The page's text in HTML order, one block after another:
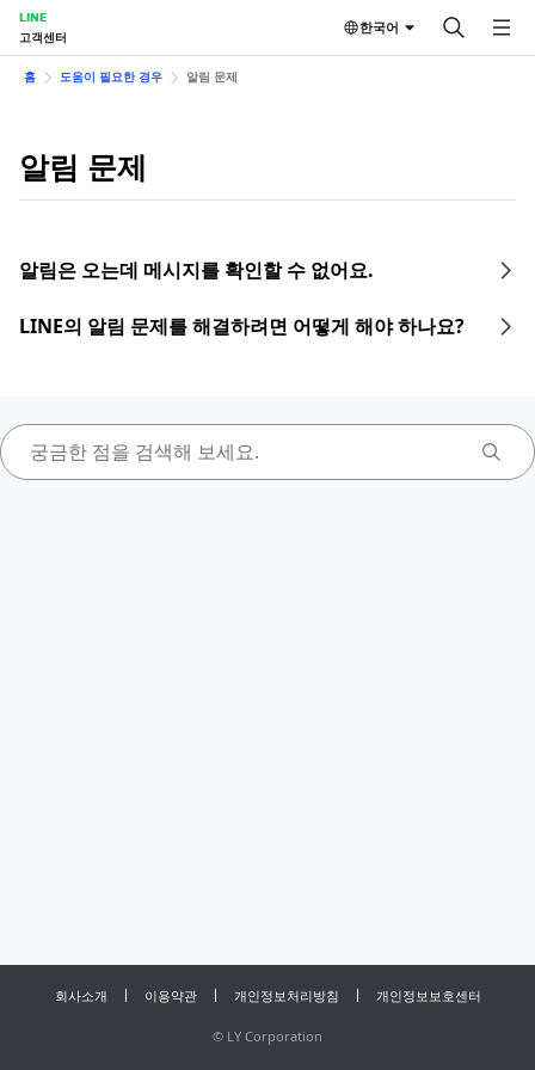
LINE
고객센터
한국어
홈 도움이 필요한 경우 알림 문제
알림 문제
알림은 오는데 메시지를 확인할 수 없어요.
LINE의 알림 문제를 해결하려면 어떻게 해야 하나요?
회사소개 이용약관 개인정보처리방침 개인정보보호센터
© LY Corporation